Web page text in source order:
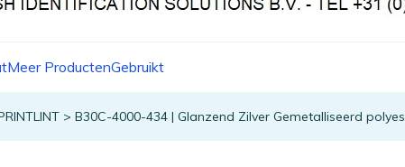
Meer ProductenGebruikt
> B30C-4000-434 | Glanzend Zilver Gemetalliseerd